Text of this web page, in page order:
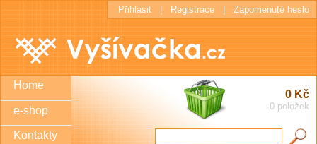
0 Kč
0 položek
Přihlásit Registrace Zapomenuté heslo
Home
e-shop
Kontakty